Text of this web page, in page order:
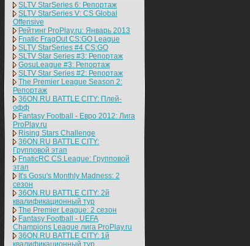
SLTV StarSeries 6: Репортаж
SLTV StarSeries V: CS Global
Offensive
Рейтинг ProPlay.ru: Январь 2013
Fnatic FragOut CS:GO League
SLTV StarSeries #4 CS:GO
SLTV Star Series #3: Репортаж
GosuLeague #3: Репортаж
SLTV Star Series #2: Репортаж
The Premier League Season 2:
Репортаж
36ON.RU BATTLE CITY: Плей-
офф
Fantasy Football - Евро 2012: Лига
ProPlay.ru
Rising Stars Challenge
36ON.RU BATTLE CITY:
Групповой этап
FnaticRC CS League: Групповой
этап
It's Gosu's Monthly Madness: 2
сезон
36ON.RU BATTLE CITY: 2й
квалификационный тур
The Premier League: 2 cезон
Fantasy Football - UEFA
Champions League лига ProPlay.ru
36ON.RU BATTLE CITY: 1й
квалификационный тур